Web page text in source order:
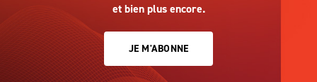
et bien plus encore.
JE M'ABONNE